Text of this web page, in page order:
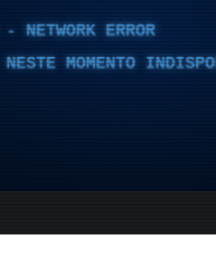
NETWORK ERROR
MOMENTO